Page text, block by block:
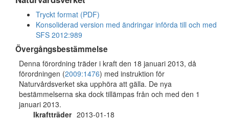
Tryckt format (PDF)
Konsoliderad version med ändringar införda till och med
SFS 2012:989
Övergångsbestämmelse
Denna förordning träder i kraft den 18 januari 2013, då
förordningen (2009:1476) med instruktion för
Naturvårdsverket ska upphöra att gälla. De nya
bestämmelserna ska dock tillämpas från och med den 1
januari 2013.
Ikraftträder 2013-01-18